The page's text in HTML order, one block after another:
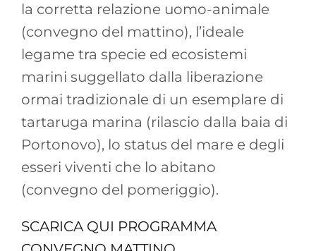
la corretta relazione uomo-animale
(convegno del mattino), l’ideale
legame tra specie ed ecosistemi
marini suggellato dalla liberazione
ormai tradizionale di un esemplare di
tartaruga marina (rilascio dalla baia di
Portonovo), lo status del mare e degli
esseri viventi che lo abitano
(convegno del pomeriggio).
SCARICA QUI PROGRAMMA